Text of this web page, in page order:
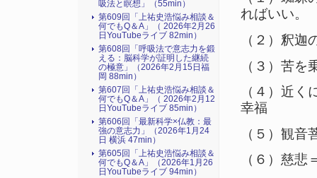
ればいい。
（２）釈
（３）苦
（４）近
幸福
（５）観
（６）慈
吸法と瞑想」（55min）
第609回「上祐史浩悩み相談＆
何でもQ＆A」（ 2026年2月26
日YouTubeライブ 82min）
第608回「呼吸法で意志力を鍛
える：脳科学が証明した継続
の極意」（2026年2月15日福
岡 88min）
第607回「上祐史浩悩み相談＆
何でもQ＆A」（ 2026年2月12
日YouTubeライブ 85min）
第606回「最新科学×仏教：最
強の意志力」（2026年1月24
日 横浜 47min）
第605回「上祐史浩悩み相談＆
何でもQ＆A」（2026年1月26
日YouTubeライブ 94min）